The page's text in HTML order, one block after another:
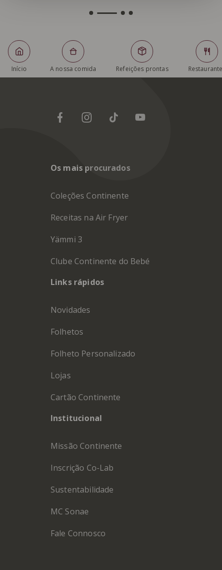
Início A nossa comida Refeições prontas
Os mais procurados
Coleções Continente
Receitas na Air Fryer
Yämmi 3
Clube Continente do Bebé
Links rápidos
Novidades
Folhetos
Folheto Personalizado
Lojas
Cartão Continente
Institucional
Missão Continente
Inscrição Co-Lab
Sustentabilidade
MC Sonae
Fale Connosco